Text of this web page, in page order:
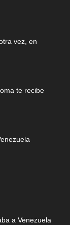
vez, en
te recibe
a Venezuela